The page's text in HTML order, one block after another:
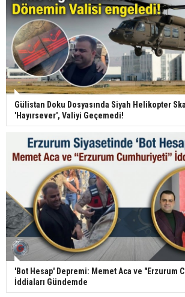
Gülistan Doku Dosyasında Siyah Helikopter
'Hayırsever', Valiyi Geçemedi!
'Bot Hesap' Depremi: Memet Aca ve "Erzurum
İddiaları Gündemde